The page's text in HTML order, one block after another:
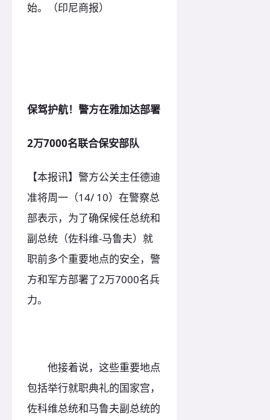
始。（印尼商报）
保驾护航！警方在雅加达部署
2万7000名联合保安部队
【本报讯】警方公关主任德迪
准将周一（14/ 10）在警察总
部表示，为了确保候任总统和
副总统（佐科维-马鲁夫）就
职前多个重要地点的安全，警
方和军方部署了2万7000名兵
力。
他接着说，这些重要地点
包括举行就职典礼的国家宫，
佐科维总统和马鲁夫副总统的